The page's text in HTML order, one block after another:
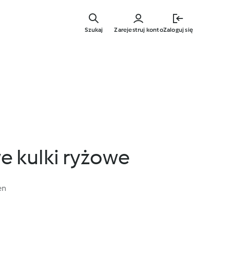
głównej
Zarejestruj kontoZaloguj się
Szukaj
kulki ryżowe